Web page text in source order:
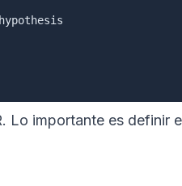
Lo importante es definir